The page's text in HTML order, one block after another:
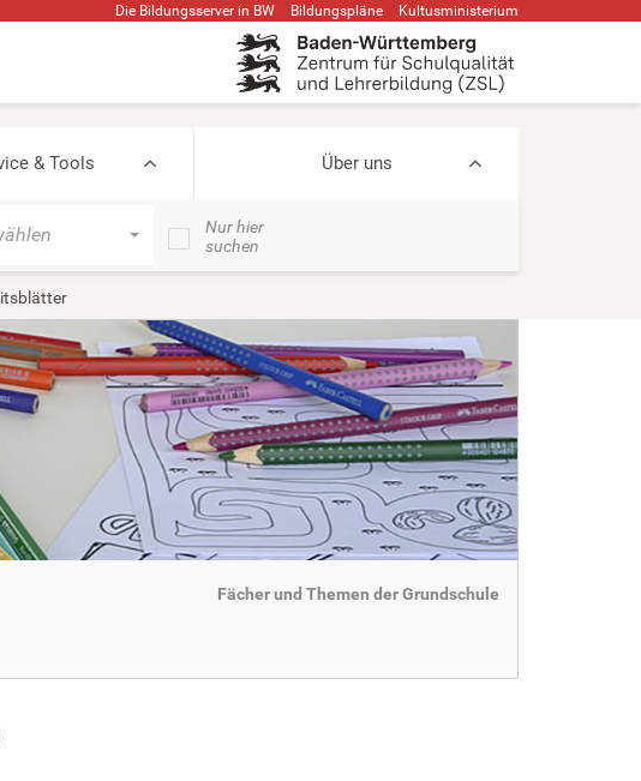
Die Bildungsserver in BW Bildungspläne Kultusministerium
& Tools Über uns
Nur hier
suchen
Fächer und Themen der Grundschule